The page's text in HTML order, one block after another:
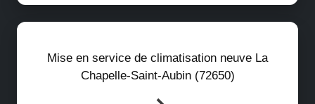
Mise en service de climatisation neuve La
Chapelle-Saint-Aubin (72650)